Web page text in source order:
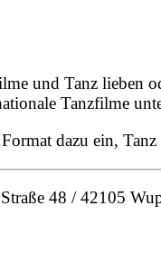
und Tanz lieben
Tanzfilme
dazu ein,
48 / 42105